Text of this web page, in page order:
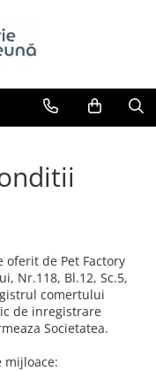
de Pet Factory
Nr.118, Bl.12, Sc.5,
comertului
de inregistrare
Societatea.
mijloace: